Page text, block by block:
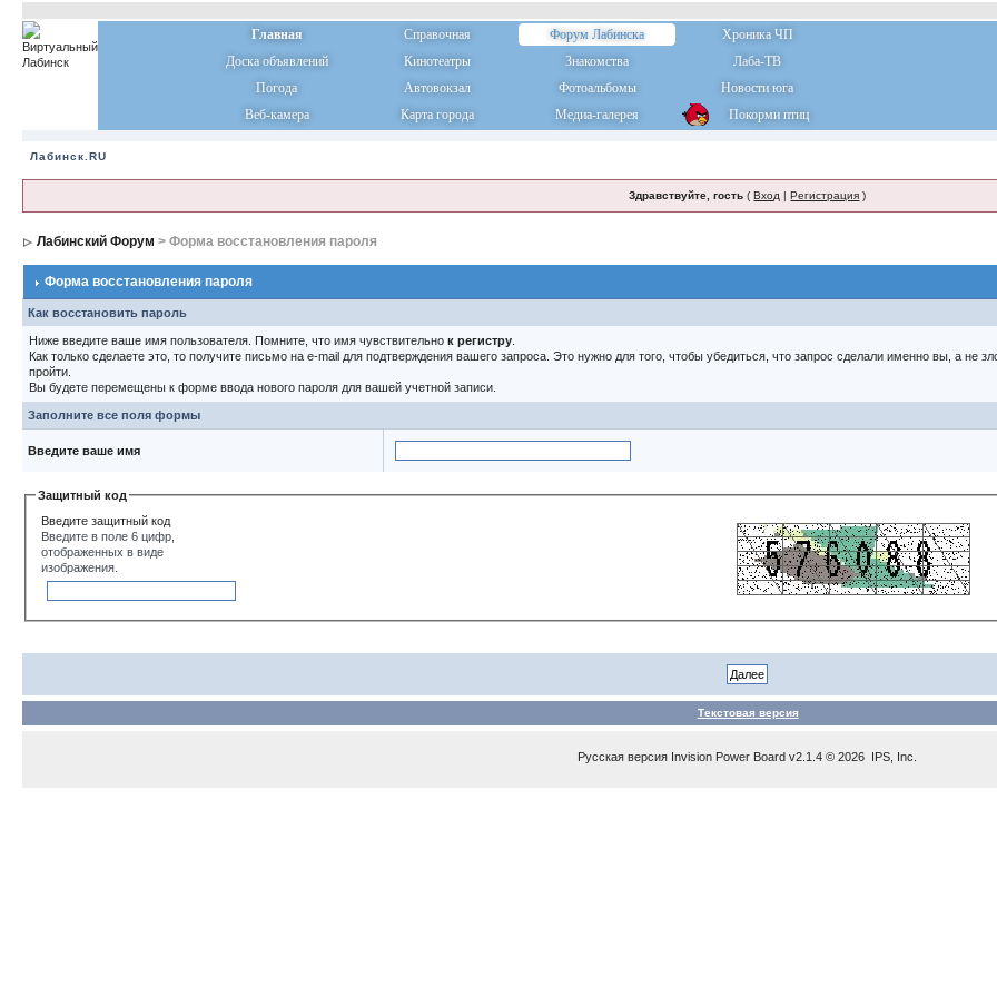
Главная Справочная Форум Лабинска
Хроника ЧП
Доска объявлений
Кинотеатры Знакомства
Лаба-ТВ
Погода
Автовокзал Фотоальбомы
Новости юга
Веб-камера
Карта города Медиа-галерея Покорми птиц
Лабинск.RU
Здравствуйте, гость (Вход |Регистрация )
Лабинский Форум > Форма восстановления пароля
Форма восстановления пароля
Как восстановить пароль
Ниже введите ваше имя пользователя. Помните, что имя чувствительнок регистру
Как только сделаете это, то получите письмо на e-mail для подтверждения вашего запроса. Это нужно для того, чтобы убедиться, что запрос сделали именно вы, а
пройти.
Вы будете перемещены к форме ввода нового пароля для вашей учетной записи.
Заполните все поля формы
Введите ваше имя
Защитный код
Введите защитный код
Введите в поле 6 цифр,
отображенных в виде
изображения.
Текстовая версия
Русская версия Invision Power Board v2.1.4 © 2026 IPS, Inc.